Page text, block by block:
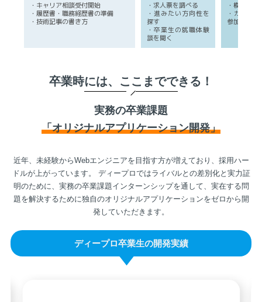
・キャリア相談受付開始
・履歴書・職務経歴書の準備
・技術記事の書き方
・求人票を調べる
・進みたい方向性を
探す
・卒業生の就職体験
談を聞く
・模擬面接
・カジュ
参加
卒業時には、ここまでできる！
実務の卒業課題
「オリジナルアプリケーション開発」
近年、未経験からWebエンジニアを目指す方が増えており、採用ハー
ドルが上がっています。
ディープロではライバルとの差別化と実力証
明のために、実務の卒業課題インターンシップを通して、実在する問
題を解決するために独自のオリジナルアプリケーションをゼロから開
発していただきます。
ディープロ卒業生の開発実績